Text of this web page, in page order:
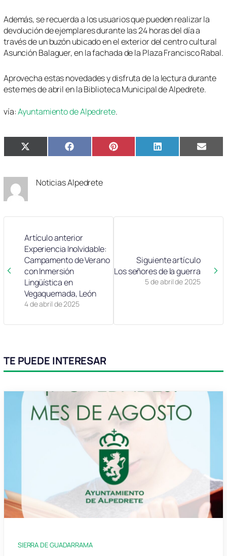
Además, se recuerda a los usuarios que pueden realizar la
devolución de ejemplares durante las 24 horas del día a
través de un buzón ubicado en el exterior del centro cultural
Asunción Balaguer, en la fachada de la Plaza Francisco Rabal.
Aprovecha estas novedades y disfruta de la lectura durante
este mes de abril en la Biblioteca Municipal de Alpedrete.
vía:Ayuntamiento de Alpedrete.
Compartir
en
X
(Twitter)
Compartir
en
Facebook Compartir
en
Pinterest Compartir
en
LinkedIn
en
Email
Noticias Alpedrete
Artículo anterior
4 de abril de 2025
Experiencia Inolvidable:
Campamento de Verano
con Inmersión
Lingüística en
Vegaquemada, León
Siguiente artículo
5 de abril de 2025
Los señores de la guerra
TE PUEDE INTERESAR
SIERRA DE GUADARRAMA